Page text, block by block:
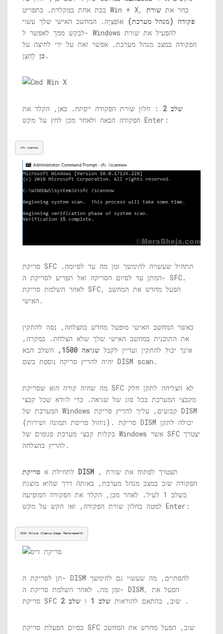
בבת אחת במקלדת. בתפריט Win + X, בחר את שורת
פקודה (מנהל מערכת) אוֹפְּצִיָה. המחשב האישי שלך עשוי
לבקש ממך לאפשר ל- Windows להפעיל את שורת
הפקודה במצב מנהל מערכת. אפשר זאת על ידי לחיצה על
כן לַחְצָן.
שלב 2
: חלון שורת הפקודה ייפתח. כאן, הקלד את
הפקודה הבאה ולאחר מכן לחץ על מקש Enter:
sfc /scannow
סריקת SFC תתחיל שעשויה להימשך זמן מה עד לסיומה.
המתן עד לסיום הסריקה ואל תפריע לסריקת ה- SFC.
לאחר השלמת סריקת SFC, הפעל מחדש את המחשב
האישי.
כאשר המחשב האישי מופעל מחדש בהצלחה, נסה להתקין
את התוכנית במחשב האישי שלך שלא הצלחת. במקרה,
אינך יכול להתקין ועדיין לקבל שגיאה 1500,
השלב הבא
יהיה להריץ סריקה נוספת בשם DISM scan.
מה שהיה קורה הוא שסריקת SFC לא הצליחה לתקן חלק
מקבצי המערכת בכל סוג של שגיאה. כדי לוודא שכל קבצי
המערכת של Windows קבועים, עליך להריץ סריקת DISM
(ניהול פריסת תמונה ושירות). סריקת DISM יכולה לתקן
בקלות קבצי מערכת פגומים של Windows אשר SFC יצטרך
להריץ בהצלחה.
לתחילת א סריקת DISM , תצטרך לפתוח את שורת
הפקודה שוב במצב מנהל מערכת, באותה דרך שהיא מוצגת
בשלב 1 לעיל. לאחר מכן, הקלד את הפקודה המופיעה
למטה בחלון שורת הפקודה, ואז הקש על מקש Enter:
DISM /Online /Cleanup-Image /RestoreHealth
תן לסריקת ה- DISM להסתיים, מה שעשוי גם להימשך
זמן מה. לאחר השלמת סריקת ה- DISM, הפעל את
סריקת SFC שוב, בהתאם להוראות שלב 1 ו שלב 2 .
בסיום הפעלת סריקת SFC שוב, הפעל מחדש את המחשב